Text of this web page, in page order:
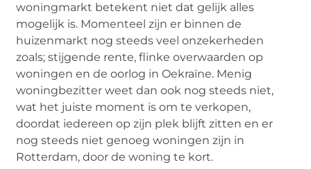
woningmarkt betekent niet dat gelijk alles
mogelijk is. Momenteel zijn er binnen de
huizenmarkt nog steeds veel onzekerheden
zoals; stijgende rente, flinke overwaarden op
woningen en de oorlog in Oekraïne. Menig
woningbezitter weet dan ook nog steeds niet,
wat het juiste moment is om te verkopen,
doordat iedereen op zijn plek blijft zitten en er
nog steeds niet genoeg woningen zijn in
Rotterdam, door de woning te kort.